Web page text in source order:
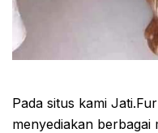
Pada situs kami
menyediakan